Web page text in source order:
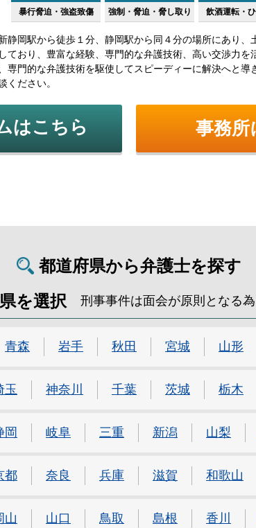
暴行脅迫・強盗致傷 強制・脅迫・脅し取り 飲酒運転・
静岡駅から徒歩１分、静岡駅から同４分の場所にあり
ており、豊富な経験、専門的な弁護技術、高い交渉力
専門的な弁護技術を駆使してスピーディーに解決へと
ください。
はこちら 事務所
都道府県から弁護士を探す
を選択
刑事事件は面会が原則となる
青森 岩手 秋田 宮城 山形
玉 神奈川 千葉 茨城 栃木
岡 岐阜 三重 新潟 山梨
都 奈良 兵庫 滋賀 和歌山
山 山口 鳥取 島根 香川